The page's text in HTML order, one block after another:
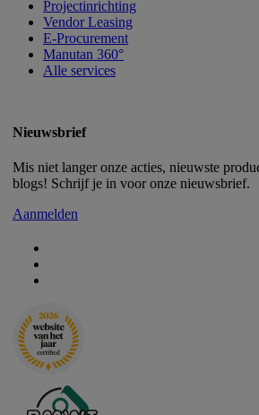
Projectinrichting
Vendor Leasing
E-Procurement
Manutan 360°
Alle services
Nieuwsbrief
Mis niet langer onze acties, nieuwste
blogs! Schrijf je in voor onze nieuwsbrief.
Aanmelden